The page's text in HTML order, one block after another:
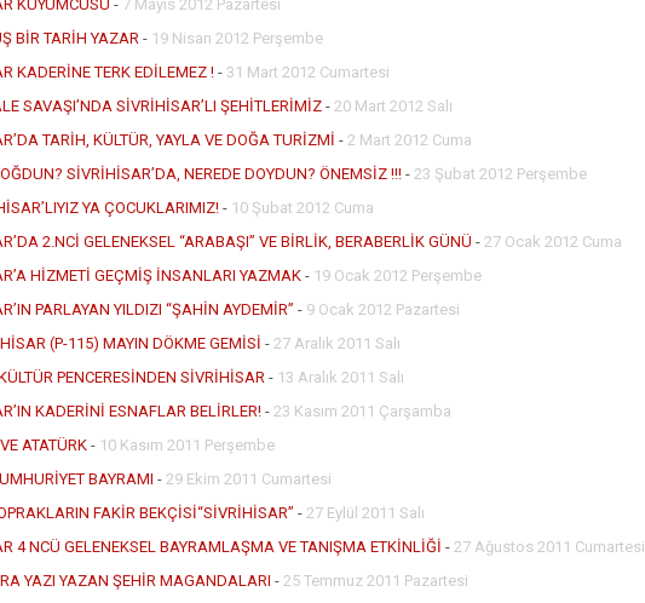
KUYUMCUSU - 7 Mayıs 2012 Pazartesi
BİR TARİH YAZAR - 19 Nisan 2012 Perşembe
KADERİNE TERK EDİLEMEZ ! - 31 Mart 2012 Cumartesi
SAVAŞI’NDA SİVRİHİSAR’LI ŞEHİTLERİMİZ - 20 Mart 2012 Salı
TARİH, KÜLTÜR, YAYLA VE DOĞA TURİZMİ - 2 Mart 2012 Cuma
SİVRİHİSAR’DA, NEREDE DOYDUN? ÖNEMSİZ !!! - 23 Şubat 2012 Perşembe
YA ÇOCUKLARIMIZ! - 10 Şubat 2012 Cuma
2.NCİ GELENEKSEL “ARABAŞI” VE BİRLİK, BERABERLİK GÜNÜ - 27 Ocak 2012 Cuma
HİZMETİ GEÇMİŞ İNSANLARI YAZMAK - 19 Ocak 2012 Perşembe
PARLAYAN YILDIZI “ŞAHİN AYDEMİR” - 9 Ocak 2012 Pazartesi
(P-115) MAYIN DÖKME GEMİSİ - 27 Aralık 2011 Salı
PENCERESİNDEN SİVRİHİSAR - 13 Aralık 2011 Salı
KADERİNİ ESNAFLAR BELİRLER! - 23 Kasım 2011 Çarşamba
ATATÜRK- 10 Kasım 2011 Perşembe
BAYRAMI - 29 Ekim 2011 Cumartesi
FAKİR BEKÇİSİ“SİVRİHİSAR” - 27 Eylül 2011 Salı
4 NCÜ GELENEKSEL BAYRAMLAŞMA VE TANIŞMA ETKİNLİĞİ - 27 Ağustos 2011 Cumartesi
YAZI YAZAN ŞEHİR MAGANDALARI - 25 Temmuz 2011 Pazartesi